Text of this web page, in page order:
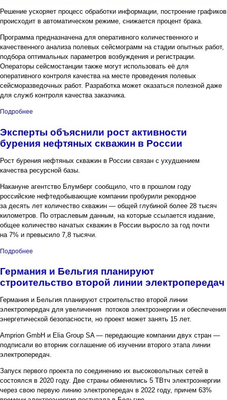
Решение ускоряет процесс обработки информации, построение графиков
происходит в автоматическом режиме, снижается процент брака.
Программа предназначена для оперативного количественного и
качественного анализа полевых сейсмограмм на стадии опытных работ,
подбора оптимальных параметров возбуждения и регистрации.
Операторы сейсмостанции также могут использовать её для
оперативного контроля качества на месте проведения полевых
сейсморазведочных работ. Разработка может оказаться полезной даже
для служб контроля качества заказчика.
Подробнее
Эксперты объяснили рост активности
бурения нефтяных скважин в России
Рост бурения нефтяных скважин в России связан с ухудшением
качества ресурсной базы.
Накануне агентство Блумберг сообщило, что в прошлом году
российские нефтедобывающие компании пробурили рекордное
за десять лет количество скважин — общей глубиной более 28 тысяч
километров. По отраслевым данным, на которые ссылается издание,
общее количество начатых скважин в России выросло за год почти
на 7% и превысило 7,8 тысячи.
Подробнее
Германия и Бельгия планируют
строительство второй линии электропередач
Германия и Бельгия планируют строительство второй линии
электропередач для увеличения потоков электроэнергии и обеспечения
энергетической безопасности, но проект может занять 15 лет.
Amprion GmbH и Elia Group SA — передающие компании двух стран —
подписали во вторник соглашение об изучении второго этапа линии
электропередач.
Запуск первого проекта по соединению их высоковольтных сетей в
состоялся в 2020 году. Две страны обменялись 5 ТВтч электроэнергии
через свою первую линию электропередач в 2022 году, причем 63%